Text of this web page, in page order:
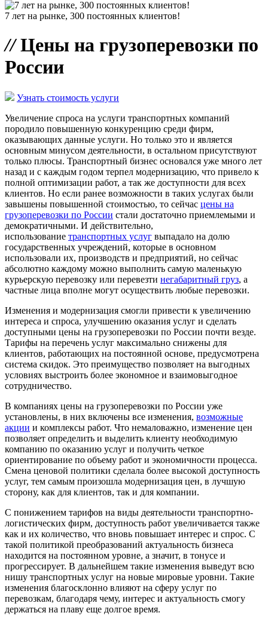
7 лет на рынке, 300 постоянных клиентов!
//Цены на грузоперевозки по
России
Узнать стоимость услуги
Увеличение спроса на услуги транспортных компаний
породило повышенную конкуренцию среди фирм,
оказывающих данные услуги. Но только это и является
основным минусом деятельности, в остальном присутствуют
только плюсы. Транспортный бизнес основался уже много лет
назад и с каждым годом терпел модернизацию, что привело к
полной оптимизации работ, а так же доступности для всех
клиентов. Но если ранее возможности в таких услугах были
завышены повышенной стоимостью, то сейчас цены на
грузоперевозки по России стали достаточно приемлемыми и
демократичными. И действительно,
использование транспортных услуг выпадало на долю
государственных учреждений, которые в основном
использовали их, производств и предприятий, но сейчас
абсолютно каждому можно выполнить самую маленькую
курьерскую перевозку или перевезти негабаритный груз, а
частные лица вполне могут осуществить любые перевозки.
Изменения и модернизация смогли привести к увеличению
интереса и спроса, улучшению оказания услуг и сделать
доступными цены на грузоперевозки по России почти везде.
Тарифы на перечень услуг максимально снижены для
клиентов, работающих на постоянной основе, предусмотрена
система скидок. Это преимущество позволяет на выгодных
условиях выстроить более экономное и взаимовыгодное
сотрудничество.
В компаниях цены на грузоперевозки по России уже
установлены, в них включены все изменения, возможные
акции и комплексы работ. Что немаловажно, изменение цен
позволяет определить и выделить клиенту необходимую
компанию по оказанию услуг и получить четкое
ориентирование по объему работ и экономичности процесса.
Смена ценовой политики сделала более высокой доступность
услуг, тем самым произошла модернизация цен, в лучшую
сторону, как для клиентов, так и для компании.
С понижением тарифов на виды деятельности транспортно-
логистических фирм, доступность работ увеличивается также
как и их количество, что вновь повышает интерес и спрос. С
такой политикой преобразований актуальность бизнеса
находится на постоянном уровне, а значит, в тонусе и
прогрессирует. В дальнейшем такие изменения выведут всю
нишу транспортных услуг на новые мировые уровни. Такие
изменения благосклонно влияют на сферу услуг по
перевозкам, благодаря чему, интерес и актуальность смогу
держаться на плаву еще долгое время.